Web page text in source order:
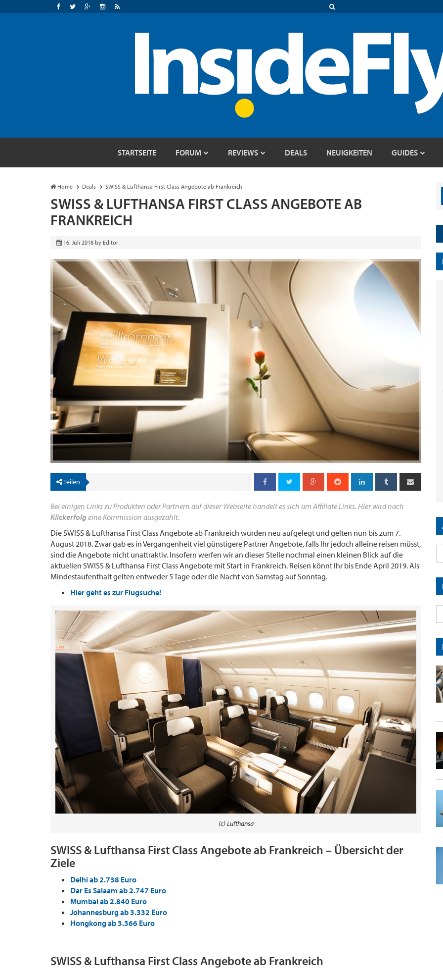
STARTSEITE FORUM REVIEWS DEALS NEUIGKEITEN GUIDES
Home Deals SWISS & Lufthansa First Class Angebote ab Frankreich
SWISS & LUFTHANSA FIRST CLASS ANGEBOTE AB
FRANKREICH
16. Juli 2018 by Editor
Teilen
Bei einigen Links zu Produkten oder Partnern auf dieser Webseite handelt es sich um Affiliate Links. Hier wird nach
Klickerfolg eine Kommission ausgezahlt.
Die SWISS & Lufthansa First Class Angebote ab Frankreich wurden neu aufgelegt und gelten nun bis zum 7.
August 2018. Zwar gab es in Vergangenheit viel günstigere Partner Angebote, falls Ihr jedoch alleine reisen müsst,
sind die Angebote nicht unattraktiv. Insofern werfen wir an dieser Stelle nochmal einen kleinen Blick auf die
aktuellen SWISS & Lufthansa First Class Angebote mit Start in Frankreich. Reisen könnt Ihr bis Ende April 2019. Als
Mindestaufenthalt gelten entweder 5 Tage oder die Nacht von Samstag auf Sonntag.
Hier geht es zur Flugsuche!
(c) Lufthansa
SWISS & Lufthansa First Class Angebote ab Frankreich – Übersicht der
Ziele
Delhi ab 2.738 Euro
Dar Es Salaam ab 2.747 Euro
Mumbai ab 2.840 Euro
Johannesburg ab 3.332 Euro
Hongkong ab 3.366 Euro
SWISS & Lufthansa First Class Angebote ab Frankreich